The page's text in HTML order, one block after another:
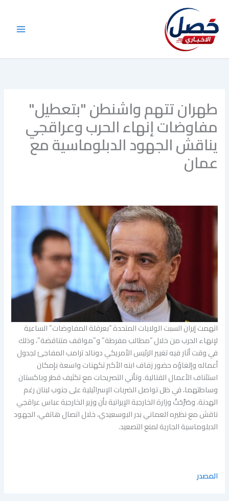
المحتوى
طهران تتهم واشنطن "بتعطيل"
مفاوضات إنهاء الحرب وعراقجي
يناقش الجهود الدبلوماسية مع
عمان
اتهمت إيران السبت الولايات المتحدة “بعرقلة المفاوضات” الساعية
لإنهاء الحرب من خلال “مطالب مفرطة” و”مواقف متناقضة”، وذلك
في وقت أثار فيه تغيير الرئيس الأمريكي دونالد ترامب المفاجئ لجدول
أعماله وإلغاؤه حضور زفاف ابنه الأكبر تكهنات واسعة بإمكان
استئناف الأعمال القتالية. وتأتي التصريحات مع تكثيف قطر وباكستان
وساطتهما، في ظل تواصل الضربات الإسرائيلية على جنوب لبنان رغم
الهدنة. وصَرَّحَتْ وزارة الخارجية الإيرانية بأن وزير الخارجية عباس عراقجي
ناقش مع نظيره العماني بدر البوسعيدي، خلال اتصال هاتفي، الجهود
الدبلوماسية الجارية لمنع التصعيد.
المصدر